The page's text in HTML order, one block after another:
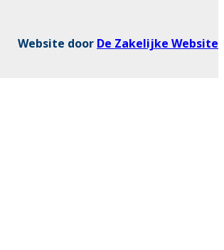
Website door De Zakelijke Website